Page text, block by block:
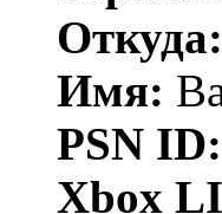
Откуда:
Имя:
PSN ID:
Xbox